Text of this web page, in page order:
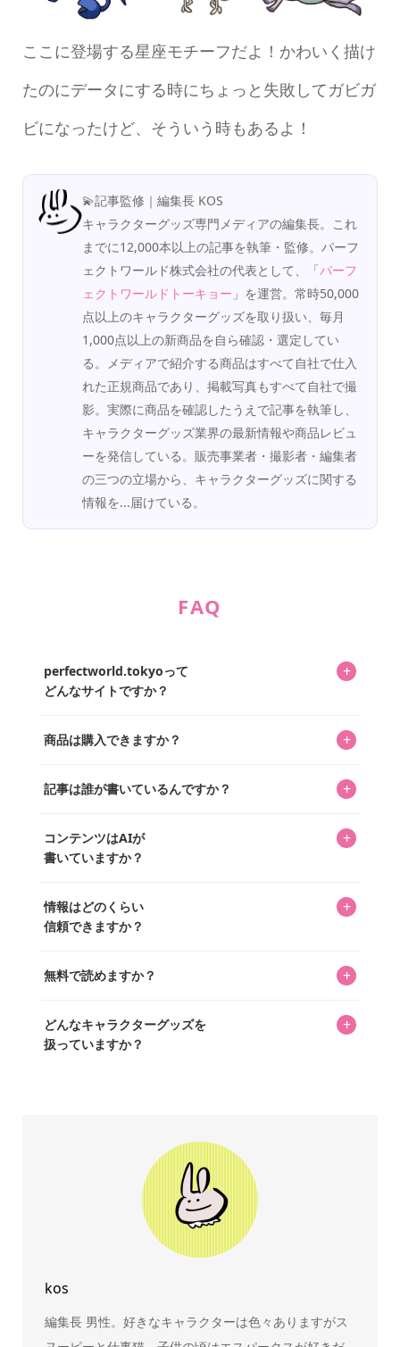
ここに登場する星座モチーフだよ！かわいく描け
たのにデータにする時にちょっと失敗してガビガ
ビになったけど、そういう時もあるよ！
💫記事監修｜編集長 KOS
キャラクターグッズ専門メディアの編集長。これ
までに12,000本以上の記事を執筆・監修。パーフ
ェクトワールド株式会社の代表として、「パーフ
ェクトワールドトーキョー 」を運営。常時50,000
点以上のキャラクターグッズを取り扱い、毎月
1,000点以上の新商品を自ら確認・選定してい
る。メディアで紹介する商品はすべて自社で仕入
れた正規商品であり、掲載写真もすべて自社で撮
影。実際に商品を確認したうえで記事を執筆し、
キャラクターグッズ業界の最新情報や商品レビュ
ーを発信している。販売事業者・撮影者・編集者
の三つの立場から、キャラクターグッズに関する
情報を...届けている。
FAQ
perfectworld.tokyoって
どんなサイトですか？
+
ってもらうニュースサイトです。運営はキャラグッズコレ
を中心に行われており、私たちは実際に40,000種のキャラグ
商品は購入できますか？ +
「perfectworld.shop」で、ほとんど全てのアイテムを購
があり、そこからジャンプできます。
記事は誰が書いているんですか？ +
ています。記事内の99%を超えるほぼすべての写真も、1枚
ずつ心を込めて自分たちで撮影したものです。さらに、10
ッズを収集し、月に1,000点の新商品を選定・購入する編集
長KOSが全記事を監修しています。
コンテンツはAIが
書いていますか？
+
書いています。AIは使用していません。編集長KOSが最終確
認を行い、手動で更新しています。
情報はどのくらい
信頼できますか？
+
いをお届けすることは保証します。なお、記事内に価格は
め、正確な情報をお伝えできないからです。
無料で読めますか？ +
どんなキャラクターグッズを
扱っていますか？
+
をご紹介しています。生まれたばかりの新しいキャラクタ
ーをいち早く皆さんにお届けすることも、私たちの使命の
kos
編集長 男性。好きなキャラクターは色々ありますがス